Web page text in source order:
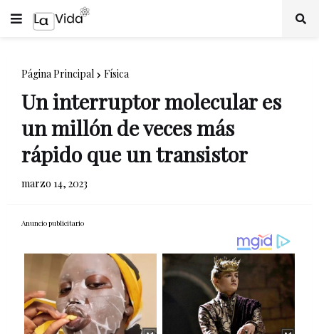
Página Principal Física
Un interruptor molecular es
un millón de veces más
rápido que un transistor
marzo 14, 2023
Anuncio publicitario